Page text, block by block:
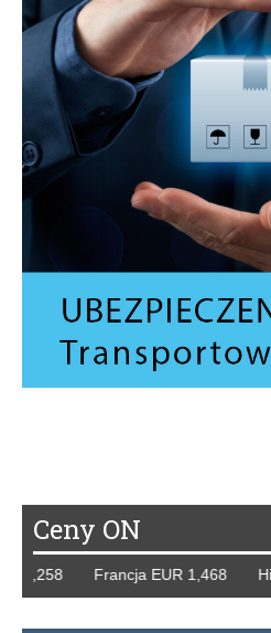
Ceny ON
Francja EUR 1,468